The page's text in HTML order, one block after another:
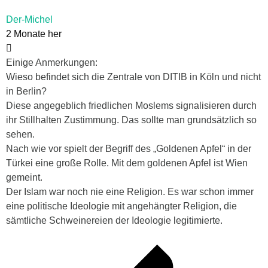
Der-Michel
2 Monate her
Einige Anmerkungen:
Wieso befindet sich die Zentrale von DITIB in Köln und nicht
in Berlin?
Diese angegeblich friedlichen Moslems signalisieren durch
ihr Stillhalten Zustimmung. Das sollte man grundsätzlich so
sehen.
Nach wie vor spielt der Begriff des „Goldenen Apfel“ in der
Türkei eine große Rolle. Mit dem goldenen Apfel ist Wien
gemeint.
Der Islam war noch nie eine Religion. Es war schon immer
eine politische Ideologie mit angehängter Religion, die
sämtliche Schweinereien der Ideologie legitimierte.